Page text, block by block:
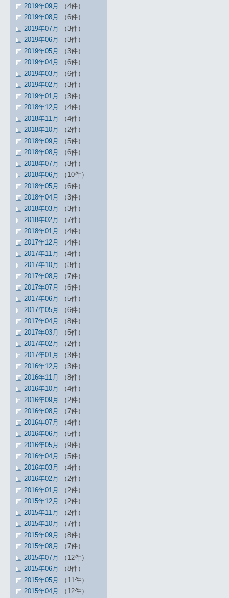
2019年09月
（4件）
2019年08月
（6件）
2019年07月
（3件）
2019年06月
（3件）
2019年05月
（3件）
2019年04月
（6件）
2019年03月
（6件）
2019年02月
（3件）
2019年01月
（3件）
2018年12月
（4件）
2018年11月
（4件）
2018年10月
（2件）
2018年09月
（5件）
2018年08月
（6件）
2018年07月
（3件）
2018年06月
（10件）
2018年05月
（6件）
2018年04月
（3件）
2018年03月
（3件）
2018年02月
（7件）
2018年01月
（4件）
2017年12月
（4件）
2017年11月
（4件）
2017年10月
（3件）
2017年08月
（7件）
2017年07月
（6件）
2017年06月
（5件）
2017年05月
（6件）
2017年04月
（8件）
2017年03月
（5件）
2017年02月
（2件）
2017年01月
（3件）
2016年12月
（3件）
2016年11月
（8件）
2016年10月
（4件）
2016年09月
（2件）
2016年08月
（7件）
2016年07月
（4件）
2016年06月
（5件）
2016年05月
（9件）
2016年04月
（5件）
2016年03月
（4件）
2016年02月
（2件）
2016年01月
（2件）
2015年12月
（2件）
2015年11月
（2件）
2015年10月
（7件）
2015年09月
（8件）
2015年08月
（7件）
2015年07月
（12件）
2015年06月
（8件）
2015年05月
（11件）
2015年04月
（12件）